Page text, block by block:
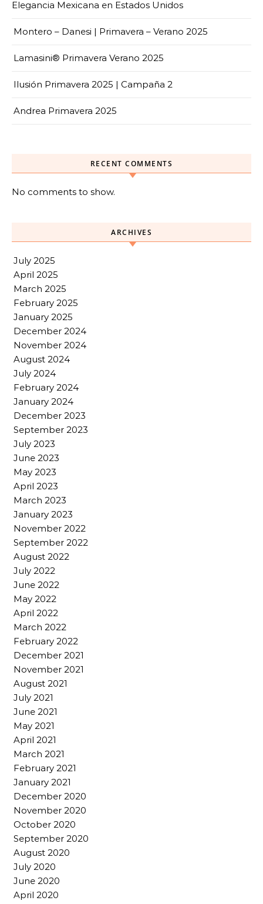
Elegancia Mexicana en Estados Unidos
Montero – Danesi | Primavera – Verano 2025
Lamasini® Primavera Verano 2025
Ilusión Primavera 2025 | Campaña 2
Andrea Primavera 2025
RECENT COMMENTS
No comments to show.
ARCHIVES
July 2025
April 2025
March 2025
February 2025
January 2025
December 2024
November 2024
August 2024
July 2024
February 2024
January 2024
December 2023
September 2023
July 2023
June 2023
May 2023
April 2023
March 2023
January 2023
November 2022
September 2022
August 2022
July 2022
June 2022
May 2022
April 2022
March 2022
February 2022
December 2021
November 2021
August 2021
July 2021
June 2021
May 2021
April 2021
March 2021
February 2021
January 2021
December 2020
November 2020
October 2020
September 2020
August 2020
July 2020
June 2020
April 2020